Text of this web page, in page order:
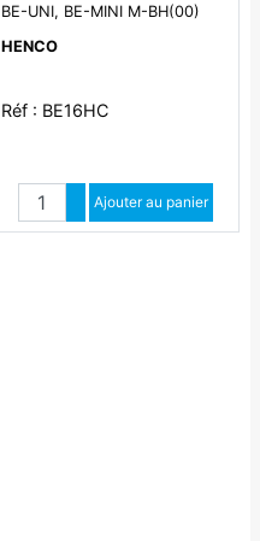
BE-UNI, BE-MINI M-BH(00)
HENCO
Réf : BE16HC
Quantité
Augmenter quantité
Diminuer quantité
Ajouter au panier